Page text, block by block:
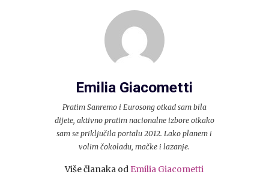
Emilia Giacometti
Pratim Sanremo i Eurosong otkad sam bila
dijete, aktivno pratim nacionalne izbore otkako
sam se priključila portalu 2012. Lako planem i
volim čokoladu, mačke i lazanje.
Više članaka od Emilia Giacometti